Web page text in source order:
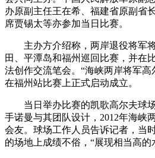
办原副主任王在希、福建省原副省
席贾锡太等亦参加当日比赛。
主办方介绍称，两岸退役将军将
田、平潭岛和福州巡回比赛，并在
法创作交流笔会。“海峡两岸将军高
在福州站比赛上正式启动成立。
当日举办比赛的凯歌高尔夫球场
手诺曼与其团队设计，2012年海峡
会友。球场工作人员告诉记者，当
的场地上成绩不俗，“展现相当高的